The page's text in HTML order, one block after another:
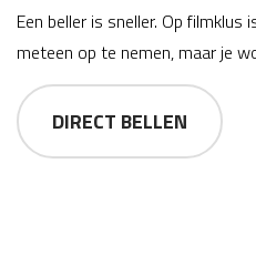
Een beller is sneller. Op
meteen op te nemen, maar je
DIRECT BELLEN